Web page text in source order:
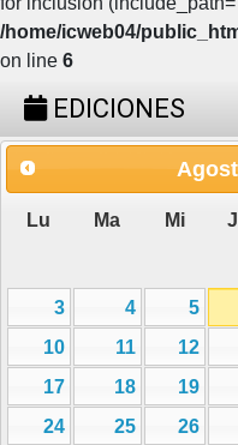
/home/icweb04/
on line 6
EDICIONES
Lu Ma Mi
3
4 5
10
11 12
17
18 19
24
25 26